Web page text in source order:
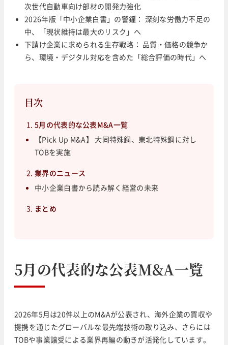
次世代自動車向け部材の開発力強化
2026年版「中小企業白書」の警鐘： 深刻な労働力不足の
中、「現状維持は最大のリスク」へ
下請け企業に求められる生存戦略： 品質・価格の競争か
ら、環境・デジタル対応を含めた「総合評価の時代」へ
目次
5月の代表的な公表M&A一覧
【Pick Up M&A】 大同特殊鋼、東北特殊鋼に対し
TOBを実施
業界のニュース
中小企業白書から読み解く経営の未来
まとめ
5月の代表的な公表M&A一覧
2026年5月は20件以上のM&Aが公表され、海外企業の買収や
提携を通じたグローバルな最先端技術の取り込み、さらには
TOBや事業譲受による業界再編の動きが活発化しています。